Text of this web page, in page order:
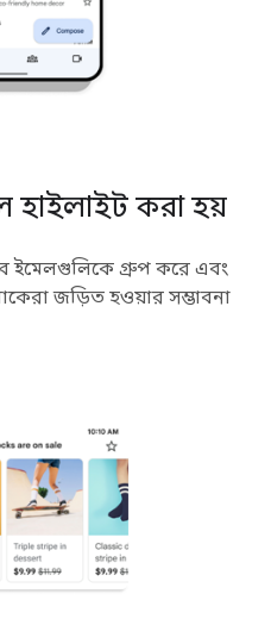
হাইলাইট করা হয়
ইমেলগুলিকে গ্রুপ করে এবং
জড়িত হওয়ার সম্ভাবনা